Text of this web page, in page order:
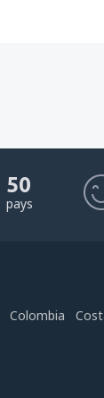
50
pays
Colombia